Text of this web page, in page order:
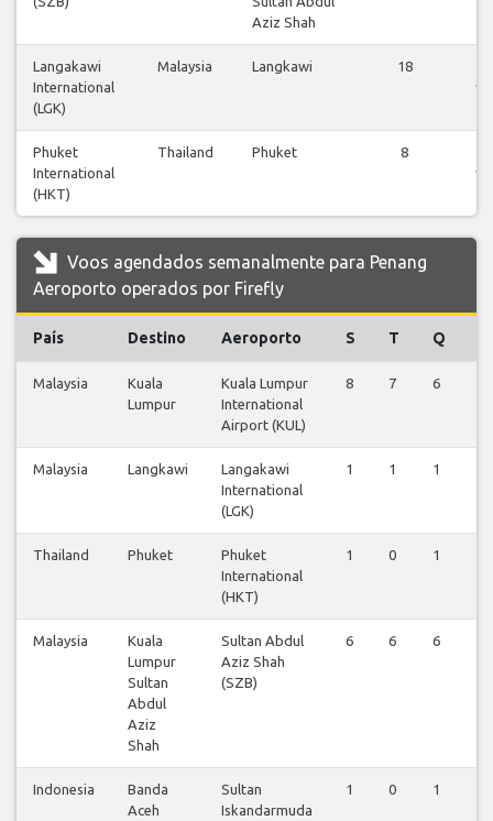
Aziz Shah
Langakawi
International
(LGK)
Malaysia Langkawi 18
Phuket
International
(HKT)
Thailand Phuket 8
Voos agendados semanalmente para Penang
Aeroporto operados por Firefly
País Destino Aeroporto S T Q
Malaysia
Kuala
Lumpur
Kuala Lumpur
International
Airport (KUL)
8 7 6
Malaysia Langkawi
Langakawi
International
(LGK)
1 1 1
Thailand Phuket
Phuket
International
(HKT)
1 0 1
Malaysia
Kuala
Lumpur
Sultan
Abdul
Aziz
Shah
Sultan Abdul
Aziz Shah
(SZB)
6 6 6
Indonesia
Banda
Aceh
Sultan
Iskandarmuda
1 0 1